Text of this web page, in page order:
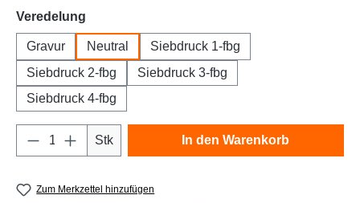
Veredelung
Gravur Neutral
Siebdruck 1-fbg
Siebdruck 2-fbg
Siebdruck 3-fbg
Siebdruck 4-fbg
Produkt Anzahl: Gib den gewünschten
Stk In den Warenkorb
Zum Merkzettel hinzufügen